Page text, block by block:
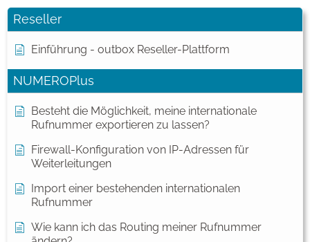
Reseller
Einführung - outbox Reseller-Plattform
NUMEROPlus
Besteht die Möglichkeit, meine internationale
Rufnummer exportieren zu lassen?
Firewall-Konfiguration von IP-Adressen für
Weiterleitungen
Import einer bestehenden internationalen
Rufnummer
Wie kann ich das Routing meiner Rufnummer